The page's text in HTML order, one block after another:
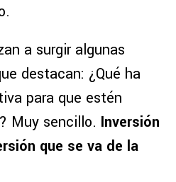
a surgir algunas
destacan: ¿Qué ha
para que estén
Muy sencillo. Inversión
que se va de la